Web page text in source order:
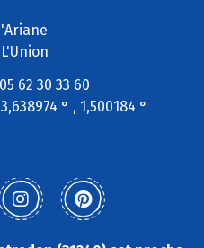
05 62 30 33 60
° , 1,500184 °